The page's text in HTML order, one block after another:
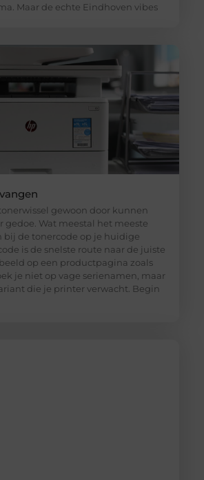
Maar de echte Eindhoven vibes
gewoon door kunnen
gedoe. Wat meestal het meeste
bij de tonercode op je huidige
is de snelste route naar de juiste
op een productpagina zoals
je niet op vage serienamen, maar
die je printer verwacht. Begin